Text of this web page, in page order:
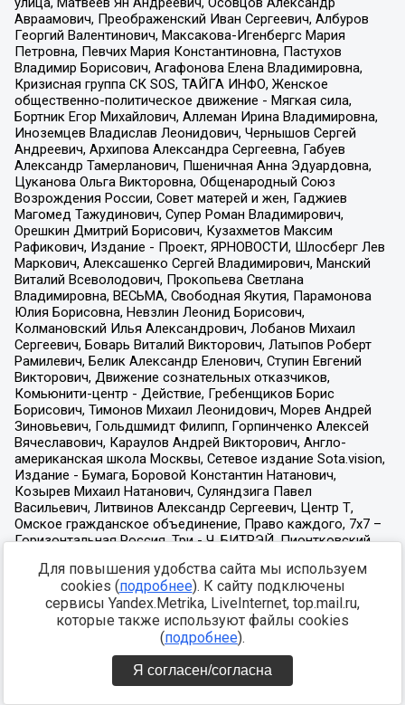
Для повышения удобства сайта мы используем
cookies (подробнее). К сайту подключены
сервисы Yandex.Metrika, LiveInternet, top.mail.ru,
которые также используют файлы cookies
(подробнее).
Я согласен/согласна